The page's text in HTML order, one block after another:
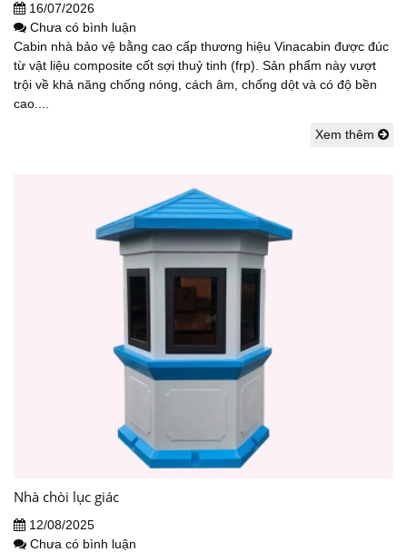
16/07/2026
Chưa có bình luận
Cabin nhà bảo vệ bằng cao cấp thương hiệu Vinacabin được đúc
từ vật liệu composite cốt sợi thuỷ tinh (frp). Sản phẩm này vượt
trội về khả năng chống nóng, cách âm, chống dột và có độ bền
cao....
Xem thêm
Nhà chòi lục giác
12/08/2025
Chưa có bình luận